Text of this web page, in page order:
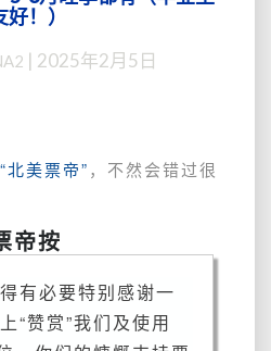
赴
华：
单
351
美
金，
2
件
行
好！）
2025年2月5日
“北美票帝”，不然会错过很
帝按
有必要特别感谢一
“赞赏”我们及使用